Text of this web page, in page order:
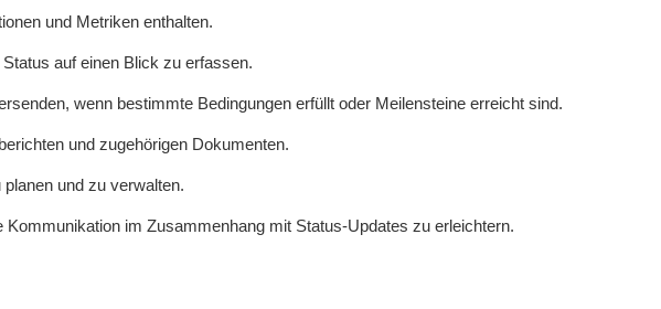
und Metriken enthalten.
auf einen Blick zu erfassen.
wenn bestimmte Bedingungen erfüllt oder Meilensteine erreicht sind.
und zugehörigen Dokumenten.
und zu verwalten.
im Zusammenhang mit Status-Updates zu erleichtern.